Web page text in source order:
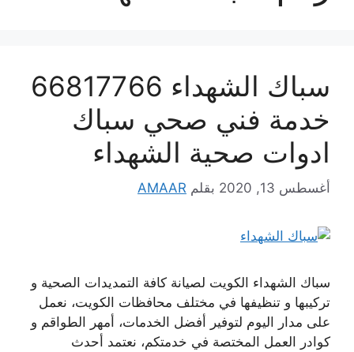
سباك الشهداء 66817766
خدمة فني صحي سباك
ادوات صحية الشهداء
أغسطس 13, 2020 بقلم AMAAR
سباك الشهداء الكويت لصيانة كافة التمديدات الصحية و
تركيبها و تنظيفها في مختلف محافظات الكويت، نعمل
على مدار اليوم لتوفير أفضل الخدمات، أمهر الطواقم و
كوادر العمل المختصة في خدمتكم، نعتمد أحدث